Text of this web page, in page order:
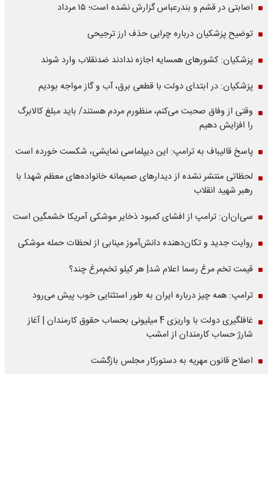
اصابتی در قشم و بندرعباس گزارش نشده است؛ ۱۵ مرداد
توضیح پزشکیان درباره چرایی حذف ارز ترجیحی
پزشکیان: کشورهای همسایه اجازه ندادند ضدنقلاب وارد شوند
پزشکیان: در ابتدای دولت با قطعی برق، آب و گاز مواجه بودیم
وقتی از وفاق صحبت می‌کنم، منظورم مردم هستند/ باید مبلغ کالابرگ
را افزایش دهیم
پاسخ قالیباف به ترامپ: این دیپلماسی نمایشی، شکست خورده است
لحظاتی منتشر نشده از دیدارهای صمیمانه خانواده‌های معظم شهدا با
رهبر شهید انقلاب
سی‌ان‌ان: ترامپ از افشای کمبود ذخایر موشکی آمریکا خشمگین است
روایت جدید و تکان‌دهنده دانش‌آموز مینابی از لحظات حمله موشکی
قیمت تخم مرغ رسما اعلام شد| هر کیلو تخم‌مرغ چند؟
ترامپ: همه چیز درباره ایران به طور استثنایی خوب پیش می‌رود
غافلگیری دولت با واریزی 4 میلیونی بحساب حقوق کارمندان | آغاز
شارژ حساب کارمندان از امشب
اصلاح قانون مهریه به دستورکار مجلس بازگشت